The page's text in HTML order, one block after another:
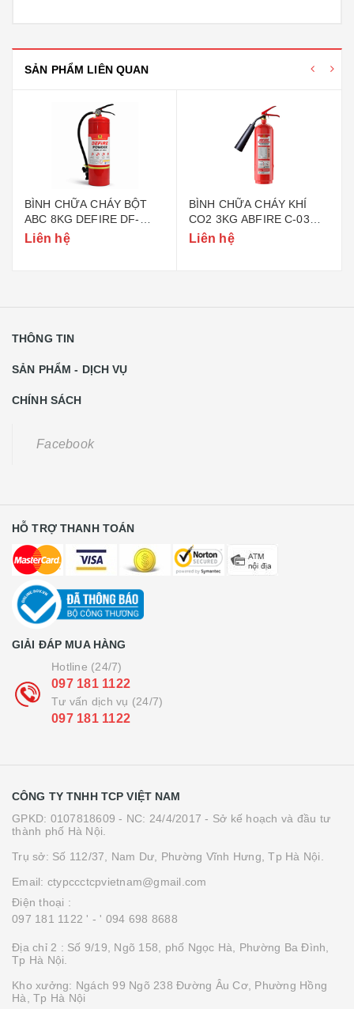
SẢN PHẨM LIÊN QUAN
BÌNH CHỮA CHÁY BỘT
ABC 8KG DEFIRE DF-
ABC8 (BỘ CÔNG AN)
Liên hệ
BÌNH CHỮA CHÁY KHÍ
CO2 3KG ABFIRE C-03
(TEM BỘ CÔNG AN)
Liên hệ
THÔNG TIN
SẢN PHẨM - DỊCH VỤ
CHÍNH SÁCH
Facebook
HỖ TRỢ THANH TOÁN
GIẢI ĐÁP MUA HÀNG
Hotline (24/7)
097 181 1122
Tư vấn dịch vụ (24/7)
097 181 1122
CÔNG TY TNHH TCP VIỆT NAM
GPKD: 0107818609 - NC: 24/4/2017 - Sở kế hoạch và đầu tư
thành phố Hà Nội.
Trụ sở: Số 112/37, Nam Dư, Phường Vĩnh Hưng, Tp Hà Nội.
Email: ctypccctcpvietnam@gmail.com
Điện thoại :
097 181 1122 ' - ' 094 698 8688
Địa chỉ 2 : Số 9/19, Ngõ 158, phố Ngọc Hà, Phường Ba Đình,
Tp Hà Nội.
Kho xưởng: Ngách 99 Ngõ 238 Đường Âu Cơ, Phường Hồng
Hà, Tp Hà Nội